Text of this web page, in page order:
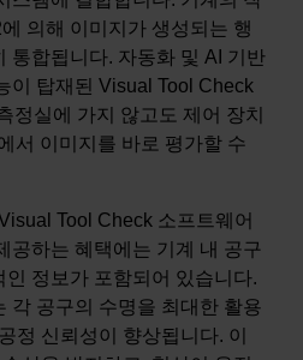
의해 이미지가 생성되는 행
통합됩니다. 자동화 및 AI 기반
이 탑재된 Visual Tool Check
정실에 가지 않고도 제어 장치
서 이미지를 바로 평가할 수
Tool Check 소프트웨어
공하는 혜택에는 기계 내 공구
정보가 포함되어 있습니다.
각 공구의 수명을 최대한 활용
정 신뢰성이 향상됩니다. 이